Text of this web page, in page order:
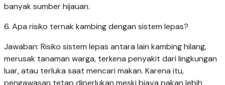
banyak sumber hijauan.
6. Apa risiko ternak kambing dengan sistem lepas?
Jawaban: Risiko sistem lepas antara lain kambing hilang,
merusak tanaman warga, terkena penyakit dari lingkungan
luar, atau terluka saat mencari makan. Karena itu,
pengawasan tetap diperlukan meski biaya pakan lebih